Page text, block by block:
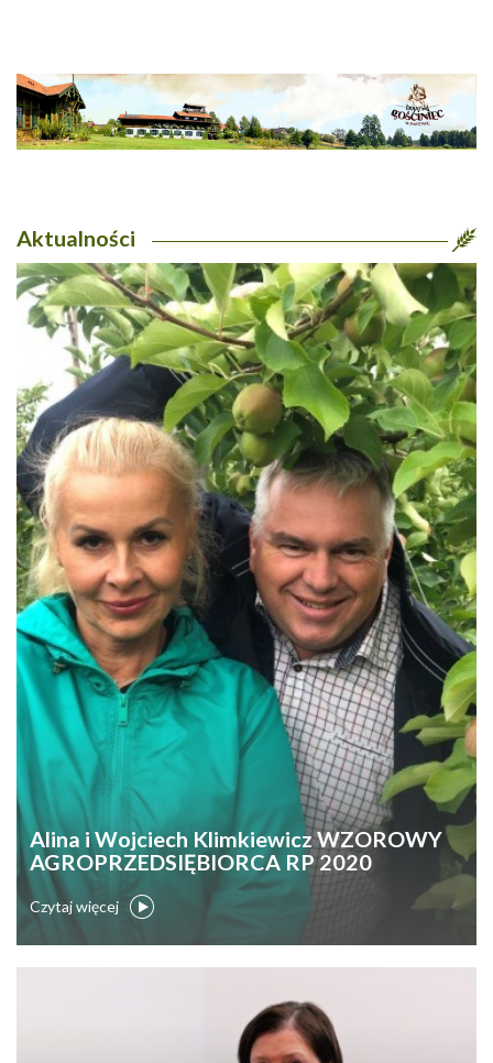
Aktualności
Alina i Wojciech Klimkiewicz WZOROWY
AGROPRZEDSIĘBIORCA RP 2020
Czytaj więcej